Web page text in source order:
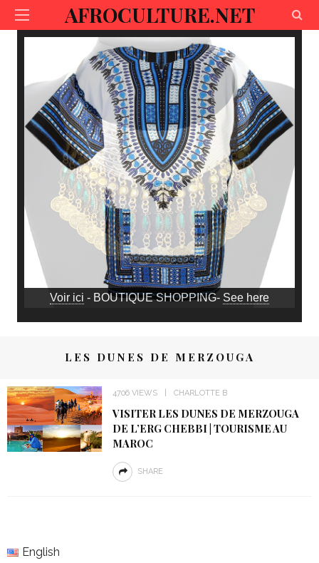
AFROCULTURE.NET
Voir ici - BOUTIQUE SHOPPING- See here
LES DUNES DE MERZOUGA
4706 VIEWS CHARLOTTE B
VISITER LES DUNES DE MERZOUGA
DE L’ERG CHEBBI | TOURISME AU
MAROC
SHARE
English